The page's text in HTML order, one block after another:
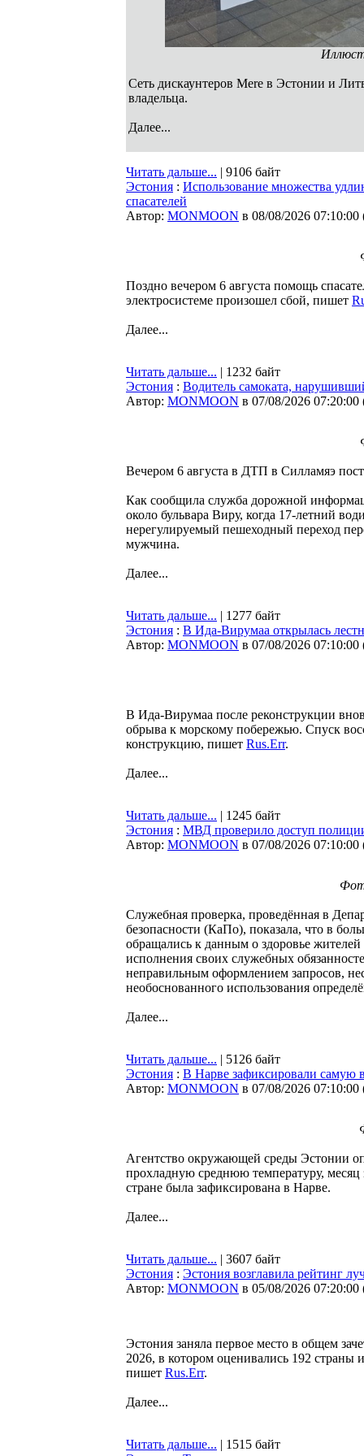
Сеть дискаунтеров Mere в Эстонии и
владельца.
Далее...
Читать дальше... | 9106 байт
Эстония : Использование множества
спасателей
Автор: MONMOON в 08/08/2026 07:10:00
Поздно вечером 6 августа помощь
электросистеме произошел сбой, пишет
Далее...
Читать дальше... | 1232 байт
Эстония : Водитель самоката,
Автор: MONMOON в 07/08/2026 07:20:00
Вечером 6 августа в ДТП в Силламяэ
Как сообщила служба дорожной
около бульвара Виру, когда 17-летний
нерегулируемый пешеходный переход
мужчина.
Далее...
Читать дальше... | 1277 байт
Эстония : В Ида-Вирумаа открылась
Автор: MONMOON в 07/08/2026 07:10:00
В Ида-Вирумаа после реконструкции
обрыва к морскому побережью. Спуск
конструкцию, пишет Rus.Err.
Далее...
Читать дальше... | 1245 байт
Эстония : МВД проверило доступ
Автор: MONMOON в 07/08/2026 07:10:00
Служебная проверка, проведённая в
безопасности (КаПо), показала, что в
обращались к данным о здоровье
исполнения своих служебных
неправильным оформлением запросов,
необоснованного использования
Далее...
Читать дальше... | 5126 байт
Эстония : В Нарве зафиксировали самую
Автор: MONMOON в 07/08/2026 07:10:00
Агентство окружающей среды Эстонии
прохладную среднюю температуру,
стране была зафиксирована в Нарве.
Далее...
Читать дальше... | 3607 байт
Эстония : Эстония возглавила рейтинг
Автор: MONMOON в 05/08/2026 07:20:00
Эстония заняла первое место в общем
2026, в котором оценивались 192 страны
пишет Rus.Err.
Далее...
Читать дальше... | 1515 байт